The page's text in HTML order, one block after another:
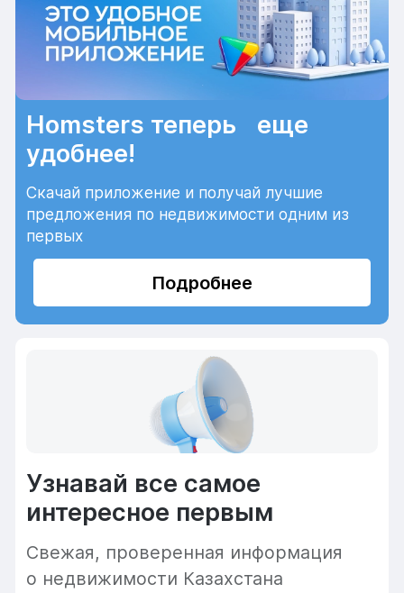
Homsters теперь еще
удобнее!
Скачай приложение и получай лучшие
предложения по недвижимости одним из
первых
Подробнее
Узнавай все самое
интересное первым
Cвежая, проверенная информация
о недвижимости Казахстана